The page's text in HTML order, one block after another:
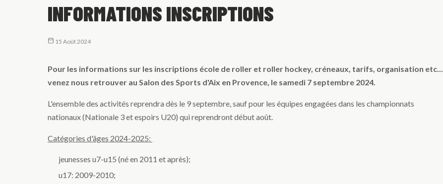
INFORMATIONS INSCRIPTIONS
15 Août 2024
Pour les informations sur les inscriptions école de roller et roller hockey, créneaux, tarifs, organisation etc...
venez nous retrouver au Salon des Sports d'Aix en Provence, le samedi 7 septembre 2024.
L'ensemble des activités reprendra dès le 9 septembre, sauf pour les équipes engagées dans les championnats
nationaux (Nationale 3 et espoirs U20) qui reprendront début août.
Catégories d'âges 2024-2025:
jeunesses u7-u15 (né en 2011 et après);
u17: 2009-2010;